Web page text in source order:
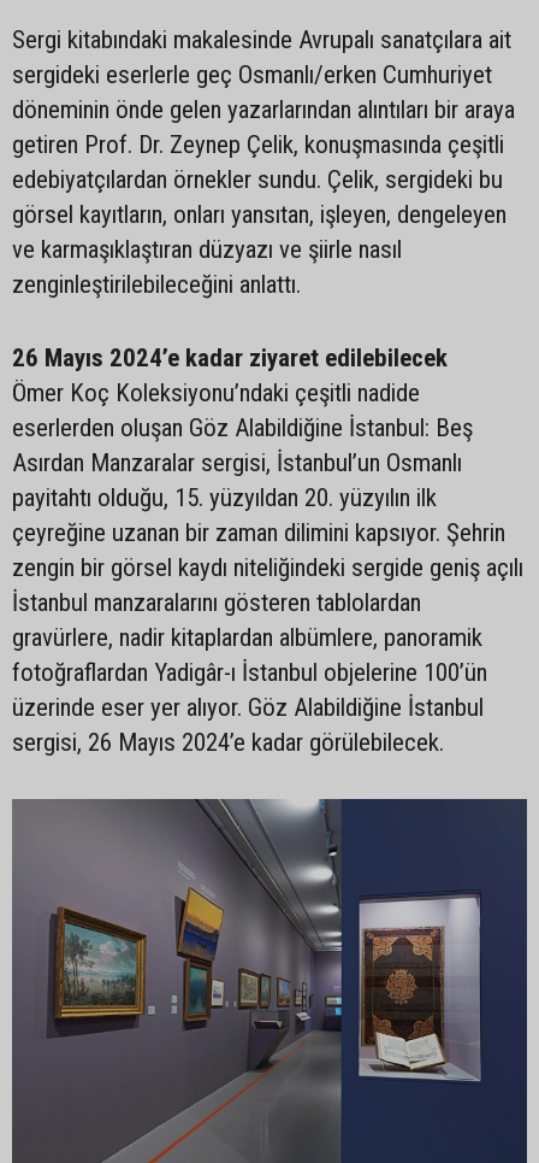
Sergi kitabındaki makalesinde Avrupalı sanatçılara ait
sergideki eserlerle geç Osmanlı/erken Cumhuriyet
döneminin önde gelen yazarlarından alıntıları bir araya
getiren Prof. Dr. Zeynep Çelik, konuşmasında çeşitli
edebiyatçılardan örnekler sundu. Çelik, sergideki bu
görsel kayıtların, onları yansıtan, işleyen, dengeleyen
ve karmaşıklaştıran düzyazı ve şiirle nasıl
zenginleştirilebileceğini anlattı.
26 Mayıs 2024’e kadar ziyaret edilebilecek
Ömer Koç Koleksiyonu’ndaki çeşitli nadide
eserlerden oluşan Göz Alabildiğine İstanbul: Beş
Asırdan Manzaralar sergisi, İstanbul’un Osmanlı
payitahtı olduğu, 15. yüzyıldan 20. yüzyılın ilk
çeyreğine uzanan bir zaman dilimini kapsıyor. Şehrin
zengin bir görsel kaydı niteliğindeki sergide geniş açılı
İstanbul manzaralarını gösteren tablolardan
gravürlere, nadir kitaplardan albümlere, panoramik
fotoğraflardan Yadigâr-ı İstanbul objelerine 100’ün
üzerinde eser yer alıyor. Göz Alabildiğine İstanbul
sergisi, 26 Mayıs 2024’e kadar görülebilecek.